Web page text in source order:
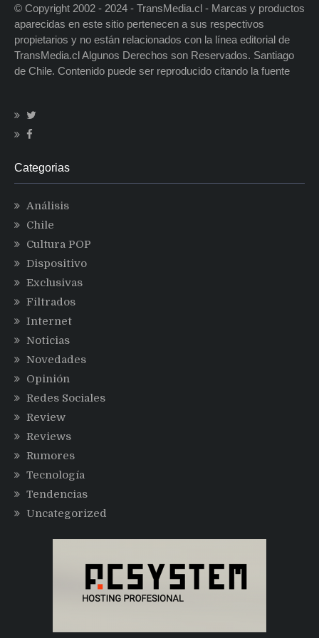
© Copyright 2002 - 2024 - TransMedia.cl - Marcas y productos
aparecidas en este sitio pertenecen a sus respectivos
propietarios y no están relacionados con la línea editorial de
TransMedia.cl Algunos Derechos son Reservados. Santiago
de Chile. Contenido puede ser reproducido citando la fuente
Categorias
Análisis
Chile
Cultura POP
Dispositivo
Exclusivas
Filtrados
Internet
Noticias
Novedades
Opinión
Redes Sociales
Review
Reviews
Rumores
Tecnología
Tendencias
Uncategorized